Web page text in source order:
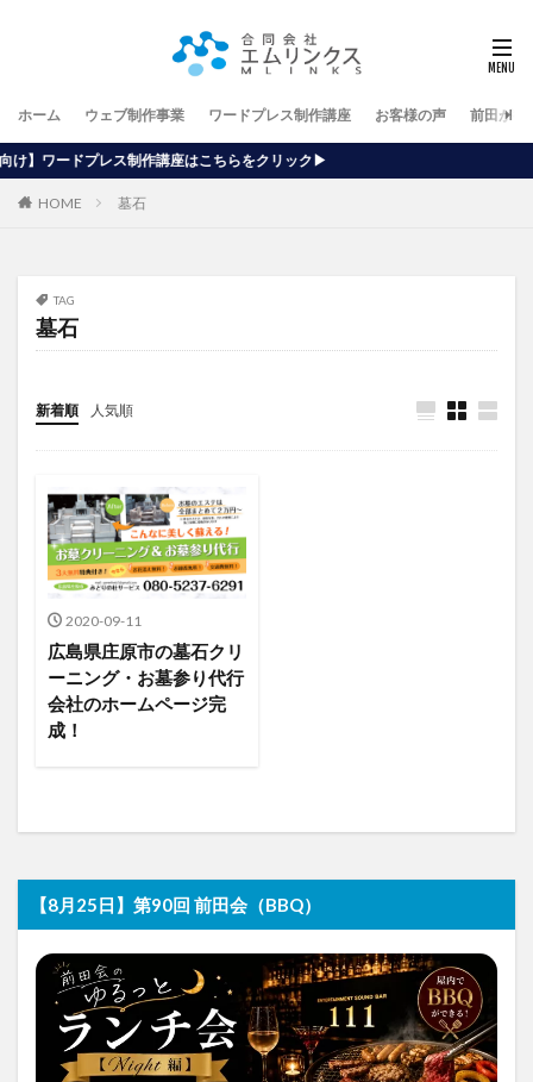
ホーム ウェブ制作事業 ワードプレス制作講座 お客様の声 前田が行
講座はこちらをクリック▶
HOME 墓石
TAG
墓石
新着順 人気順
2020-09-11
広島県庄原市の墓石クリ
ーニング・お墓参り代行
会社のホームページ完
成！
【8月25日】第90回 前田会（BBQ）